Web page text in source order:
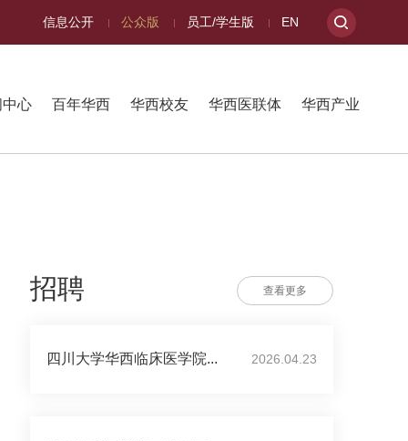
信息公开 公众版 员工/学生版 EN
中心 百年华西 华西校友 华西医联体 华西产业
招聘 查看更多
四川大学华西临床医学院... 2026.04.23